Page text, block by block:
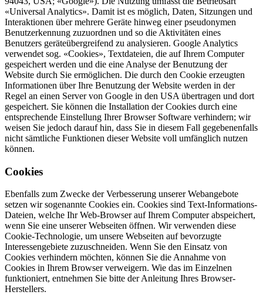
«Universal Analytics». Damit ist es möglich, Daten, Sitzungen und
Interaktionen über mehrere Geräte hinweg einer pseudonymen
Benutzerkennung zuzuordnen und so die Aktivitäten eines
Benutzers geräteübergreifend zu analysieren. Google Analytics
verwendet sog. «Cookies», Textdateien, die auf Ihrem Computer
gespeichert werden und die eine Analyse der Benutzung der
Website durch Sie ermöglichen. Die durch den Cookie erzeugten
Informationen über Ihre Benutzung der Website werden in der
Regel an einen Server von Google in den USA übertragen und dort
gespeichert. Sie können die Installation der Cookies durch eine
entsprechende Einstellung Ihrer Browser Software verhindern; wir
weisen Sie jedoch darauf hin, dass Sie in diesem Fall gegebenenfalls
nicht sämtliche Funktionen dieser Website voll umfänglich nutzen
können.
Cookies
Ebenfalls zum Zwecke der Verbesserung unserer Webangebote
setzen wir sogenannte Cookies ein. Cookies sind Text-Informations-
Dateien, welche Ihr Web-Browser auf Ihrem Computer abspeichert,
wenn Sie eine unserer Webseiten öffnen. Wir verwenden diese
Cookie-Technologie, um unsere Webseiten auf bevorzugte
Interessengebiete zuzuschneiden. Wenn Sie den Einsatz von
Cookies verhindern möchten, können Sie die Annahme von
Cookies in Ihrem Browser verweigern. Wie das im Einzelnen
funktioniert, entnehmen Sie bitte der Anleitung Ihres Browser-
Herstellers.